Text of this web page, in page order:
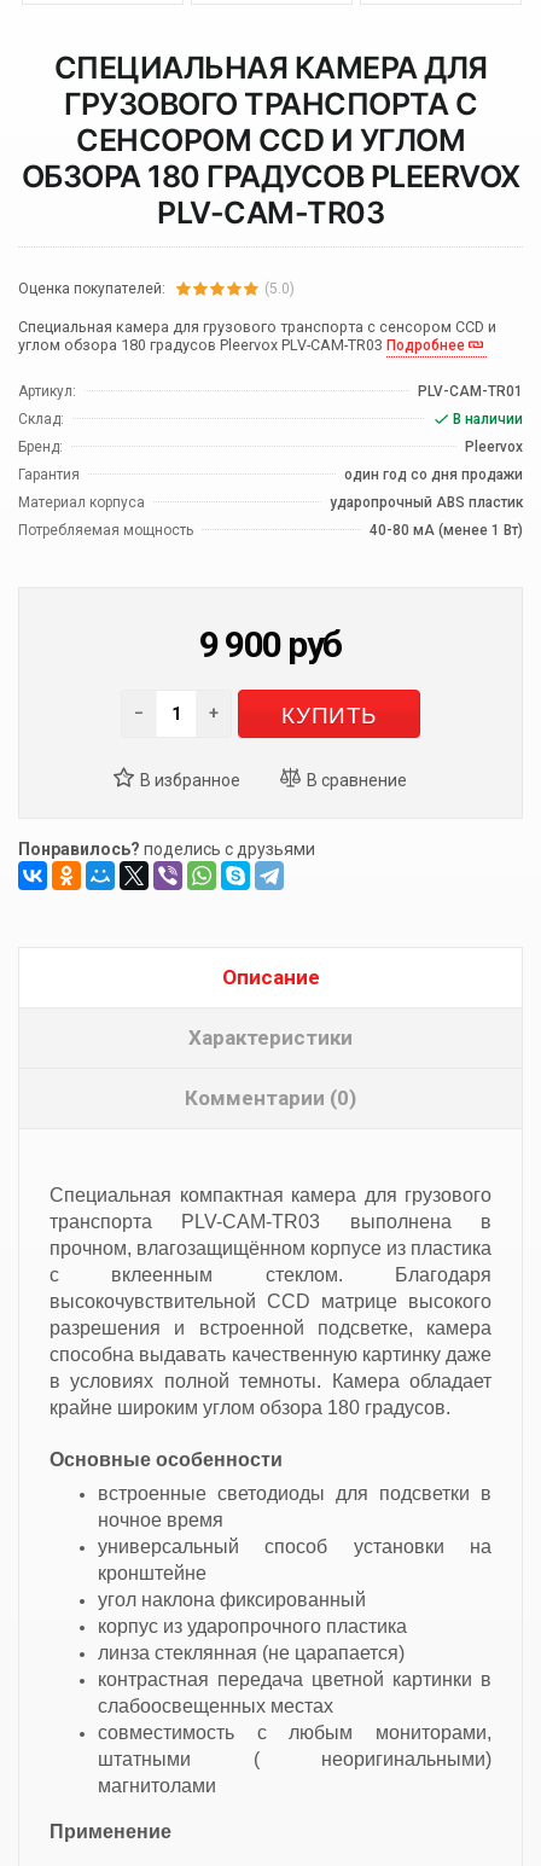
СПЕЦИАЛЬНАЯ КАМЕРА ДЛЯ
ГРУЗОВОГО ТРАНСПОРТА С
СЕНСОРОМ CCD И УГЛОМ
ОБЗОРА 180 ГРАДУСОВ PLEERVOX
PLV-CAM-TR03
Оценка покупателей: (5.0)
Специальная камера для грузового транспорта с сенсором CCD и
углом обзора 180 градусов Pleervox PLV-CAM-TR03 Подробнее
Артикул:
PLV-CAM-TR01
Склад:
В наличии
Бренд:
Pleervox
Гарантия
один год со дня продажи
Материал корпуса
ударопрочный ABS пластик
Потребляемая мощность
40-80 мА (менее 1 Вт)
9 900 руб
− + КУПИТЬ
Понравилось? поделись с друзьями
Описание
Характеристики
Комментарии (0)
Специальная компактная камера для грузового
транспорта PLV-CAM-TR03 выполнена в
прочном, влагозащищённом корпусе из пластика
с вклеенным стеклом. Благодаря
высокочувствительной CCD матрице высокого
разрешения и встроенной подсветке, камера
способна выдавать качественную картинку даже
в условиях полной темноты. Камера обладает
крайне широким углом обзора 180 градусов.
Основные особенности
встроенные светодиоды для подсветки в
ночное время
универсальный способ установки на
кронштейне
угол наклона фиксированный
корпус из ударопрочного пластика
линза стеклянная (не царапается)
контрастная передача цветной картинки в
слабоосвещенных местах
совместимость с любым мониторами,
штатными ( неоригинальными)
магнитолами
Применение